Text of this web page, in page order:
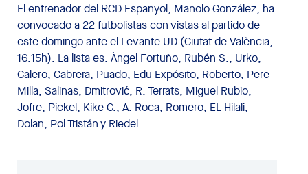
El entrenador del RCD Espanyol, Manolo González, ha
convocado a 22 futbolistas con vistas al partido de
este domingo ante el Levante UD (Ciutat de València,
16:15h). La lista es: Àngel Fortuño, Rubén S., Urko,
Calero, Cabrera, Puado, Edu Expósito, Roberto, Pere
Milla, Salinas, Dmitrović, R. Terrats, Miguel Rubio,
Jofre, Pickel, Kike G., A. Roca, Romero, EL Hilali,
Dolan, Pol Tristán y Riedel.